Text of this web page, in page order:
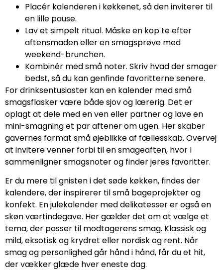
Placér kalenderen i køkkenet, så den inviterer til
en lille pause.
Lav et simpelt ritual. Måske en kop te efter
aftensmaden eller en smagsprøve med
weekend-brunchen.
Kombinér med små noter. Skriv hvad der smager
bedst, så du kan genfinde favoritterne senere.
For drinksentusiaster kan en kalender med små
smagsflasker være både sjov og lærerig. Det er
oplagt at dele med en ven eller partner og lave en
mini-smagning et par aftener om ugen. Her skaber
gavernes format små øjeblikke af fællesskab. Overvej
at invitere venner forbi til en smageaften, hvor I
sammenligner smagsnoter og finder jeres favoritter.
Er du mere til gnisten i det søde køkken, findes der
kalendere, der inspirerer til små bageprojekter og
konfekt. En julekalender med delikatesser er også en
skøn værtindegave. Her gælder det om at vælge et
tema, der passer til modtagerens smag. Klassisk og
mild, eksotisk og krydret eller nordisk og rent. Når
smag og personlighed går hånd i hånd, får du et hit,
der vækker glæde hver eneste dag.